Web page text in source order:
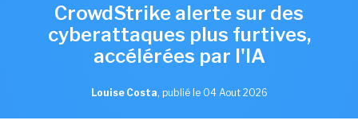
CrowdStrike alerte sur des
cyberattaques plus furtives,
accélérées par l'IA
Louise Costa, publié le 04 Aout 2026